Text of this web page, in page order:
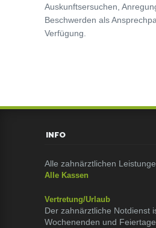
Auskunftsersuchen,
Beschwerden als
Verfügung.
INFO
Alle zahnärztlichen
Alle Kassen
Vertretung/Urlaub
Der zahnärztliche Notdienst
Wochenenden und